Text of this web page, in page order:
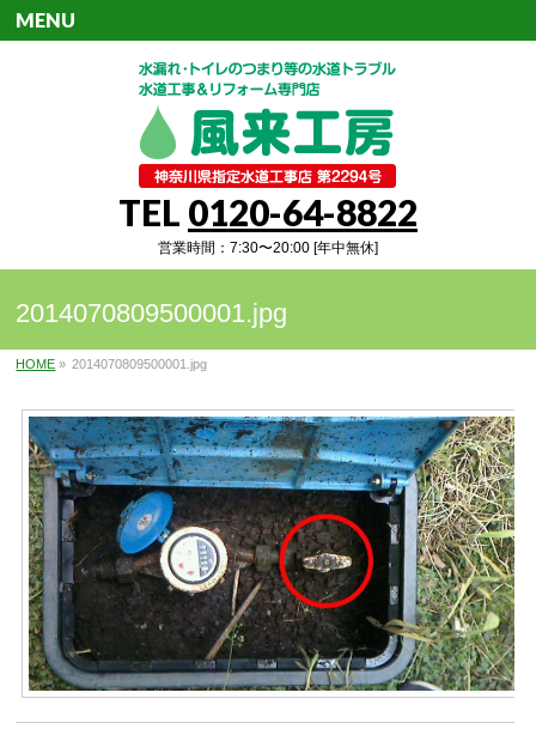
TEL 0120-64-8822
営業時間：7:30〜20:00 [年中無休]
MENU
2014070809500001.jpg
HOME » 2014070809500001.jpg